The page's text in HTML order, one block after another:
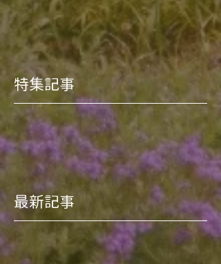
特集記事
最新記事